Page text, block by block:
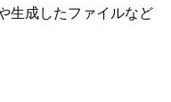
生成したファイルなど